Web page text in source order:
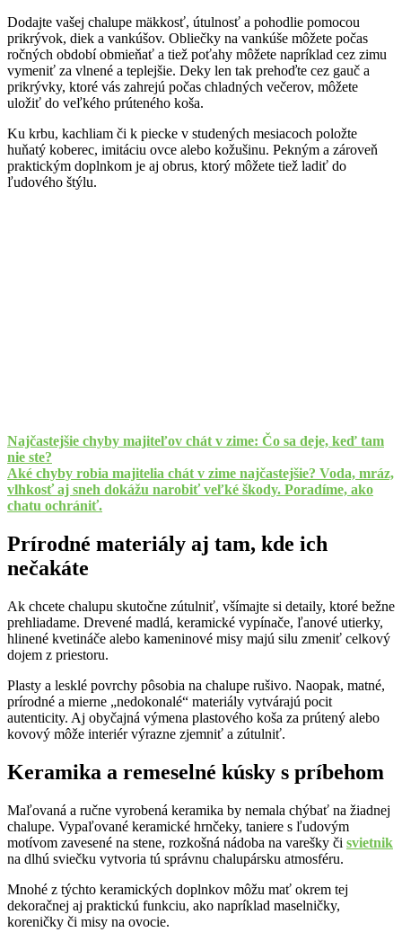
Dodajte vašej chalupe mäkkosť, útulnosť a pohodlie pomocou
prikrývok, diek a vankúšov. Obliečky na vankúše môžete počas
ročných období obmieňať a tiež poťahy môžete napríklad cez zimu
vymeniť za vlnené a teplejšie. Deky len tak prehoďte cez gauč a
prikrývky, ktoré vás zahrejú počas chladných večerov, môžete
uložiť do veľkého prúteného koša.
Ku krbu, kachliam či k piecke v studených mesiacoch položte
huňatý koberec, imitáciu ovce alebo kožušinu. Pekným a zároveň
praktickým doplnkom je aj obrus, ktorý môžete tiež ladiť do
ľudového štýlu.
Najčastejšie chyby majiteľov chát v zime: Čo sa deje, keď tam
nie ste?
Aké chyby robia majitelia chát v zime najčastejšie? Voda, mráz,
vlhkosť aj sneh dokážu narobiť veľké škody. Poradíme, ako
chatu ochrániť.
Prírodné materiály aj tam, kde ich
nečakáte
Ak chcete chalupu skutočne zútulniť, všímajte si detaily, ktoré bežne
prehliadame. Drevené madlá, keramické vypínače, ľanové utierky,
hlinené kvetináče alebo kameninové misy majú silu zmeniť celkový
dojem z priestoru.
Plasty a lesklé povrchy pôsobia na chalupe rušivo. Naopak, matné,
prírodné a mierne „nedokonalé“ materiály vytvárajú pocit
autenticity. Aj obyčajná výmena plastového koša za prútený alebo
kovový môže interiér výrazne zjemniť a zútulniť.
Keramika a remeselné kúsky s príbehom
Maľovaná a ručne vyrobená keramika by nemala chýbať na žiadnej
chalupe. Vypaľované keramické hrnčeky, taniere s ľudovým
motívom zavesené na stene, rozkošná nádoba na varešky či svietnik
na dlhú sviečku vytvoria tú správnu chalupársku atmosféru.
Mnohé z týchto keramických doplnkov môžu mať okrem tej
dekoračnej aj praktickú funkciu, ako napríklad maselničky,
koreničky či misy na ovocie.